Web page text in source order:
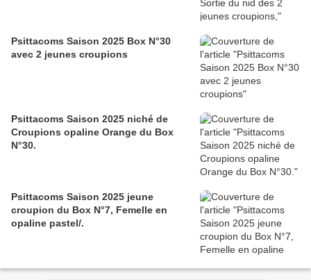
Psittacoms Saison 2025 Box N°30
avec 2 jeunes croupions
Psittacoms Saison 2025 niché de
Croupions opaline Orange du Box
N°30.
Psittacoms Saison 2025 jeune
croupion du Box N°7, Femelle en
opaline pastel/.